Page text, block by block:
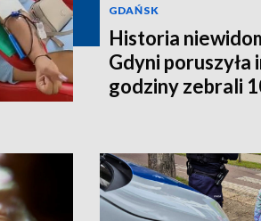
GDAŃSK
Historia
Gdyni
godziny zebrali